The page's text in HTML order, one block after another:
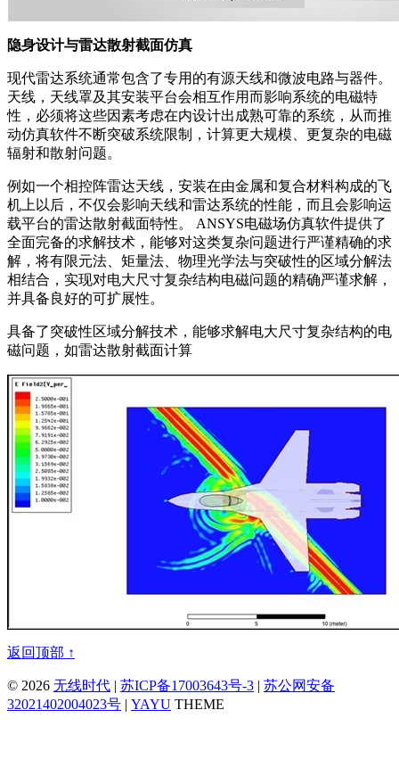
隐身设计与雷达散射截面仿真
现代雷达系统通常包含了专用的有源天线和微波电路与器件。
天线，天线罩及其安装平台会相互作用而影响系统的电磁特
性，必须将这些因素考虑在内设计出成熟可靠的系统，从而推
动仿真软件不断突破系统限制，计算更大规模、更复杂的电磁
辐射和散射问题。
例如一个相控阵雷达天线，安装在由金属和复合材料构成的飞
机上以后，不仅会影响天线和雷达系统的性能，而且会影响运
载平台的雷达散射截面特性。 ANSYS电磁场仿真软件提供了
全面完备的求解技术，能够对这类复杂问题进行严谨精确的求
解，将有限元法、矩量法、物理光学法与突破性的区域分解法
相结合，实现对电大尺寸复杂结构电磁问题的精确严谨求解，
并具备良好的可扩展性。
具备了突破性区域分解技术，能够求解电大尺寸复杂结构的电
磁问题，如雷达散射截面计算
返回顶部 ↑
© 2026 无线时代 | 苏ICP备17003643号-3 | 苏公网安备
32021402004023号 | YAYU THEME